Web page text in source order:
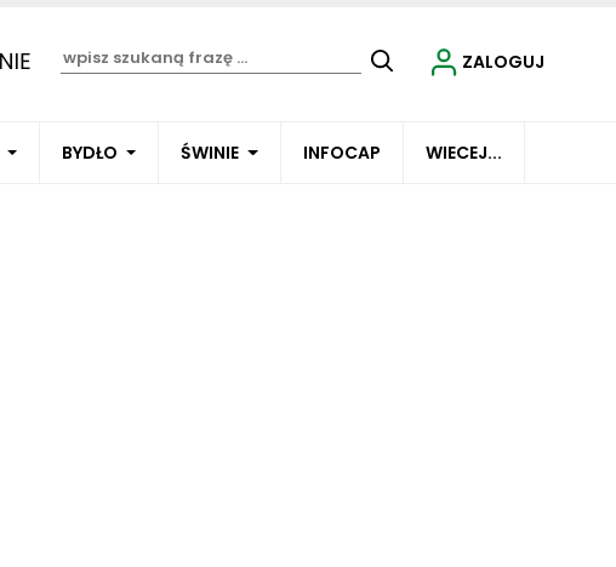
BYDŁO ŚWINIE INFOCAP WIECEJ...
ZALOGUJ